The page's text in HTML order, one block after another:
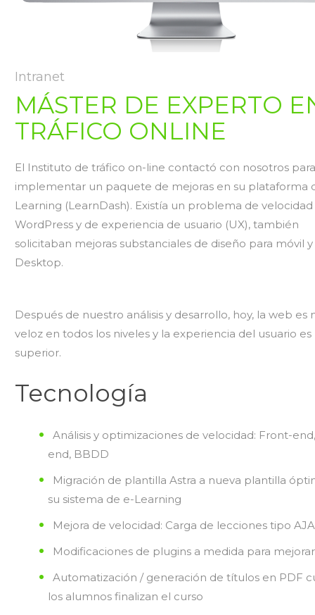
Intranet
MÁSTER DE EXPERTO
TRÁFICO ONLINE
El Instituto de tráfico on-line contactó con nosotros
implementar un paquete de mejoras en su plataforma
Learning (LearnDash). Existía un problema de
WordPress y de experiencia de usuario (UX), también
solicitaban mejoras substanciales de diseño para móvil y
Desktop.
Después de nuestro análisis y desarrollo, hoy, la web es
veloz en todos los niveles y la experiencia del usuario es
superior.
Tecnología
Análisis y optimizaciones de velocidad: Front-
end, BBDD
Migración de plantilla Astra a nueva plantilla
su sistema de e-Learning
Mejora de velocidad: Carga de lecciones tipo
Modificaciones de plugins a medida para
Automatización / generación de títulos en PDF
los alumnos finalizan el curso